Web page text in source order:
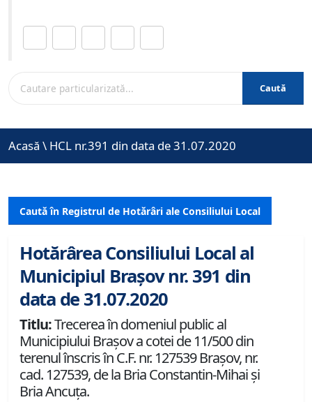
Caută
Acasă \ HCL nr.391 din data de 31.07.2020
Caută în Registrul de Hotărâri ale Consiliului Local
Hotărârea Consiliului Local al
Municipiul Brașov nr. 391 din
data de 31.07.2020
Titlu:Trecerea în domeniul public al
Municipiului Braşov a cotei de 11/500 din
terenul înscris în C.F. nr. 127539 Brașov, nr.
cad. 127539, de la Bria Constantin-Mihai și
Bria Ancuța.